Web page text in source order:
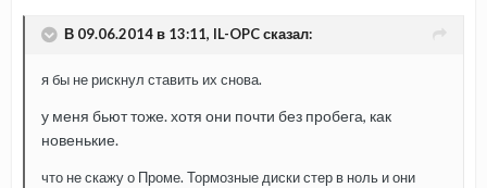
В 09.06.2014 в 13:11, IL-OPC сказал:
я бы не рискнул ставить их снова.
у меня бьют тоже. хотя они почти без пробега, как
новенькие.
что не скажу о Проме. Тормозные диски стер в ноль и они